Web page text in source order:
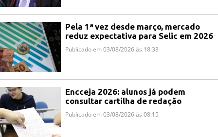
Pela 1ª vez desde março, mercado
reduz expectativa para Selic em 2026
Publicado em 03/08/2026 às 18:33
Encceja 2026: alunos já podem
consultar cartilha de redação
Publicado em 03/08/2026 às 08:15